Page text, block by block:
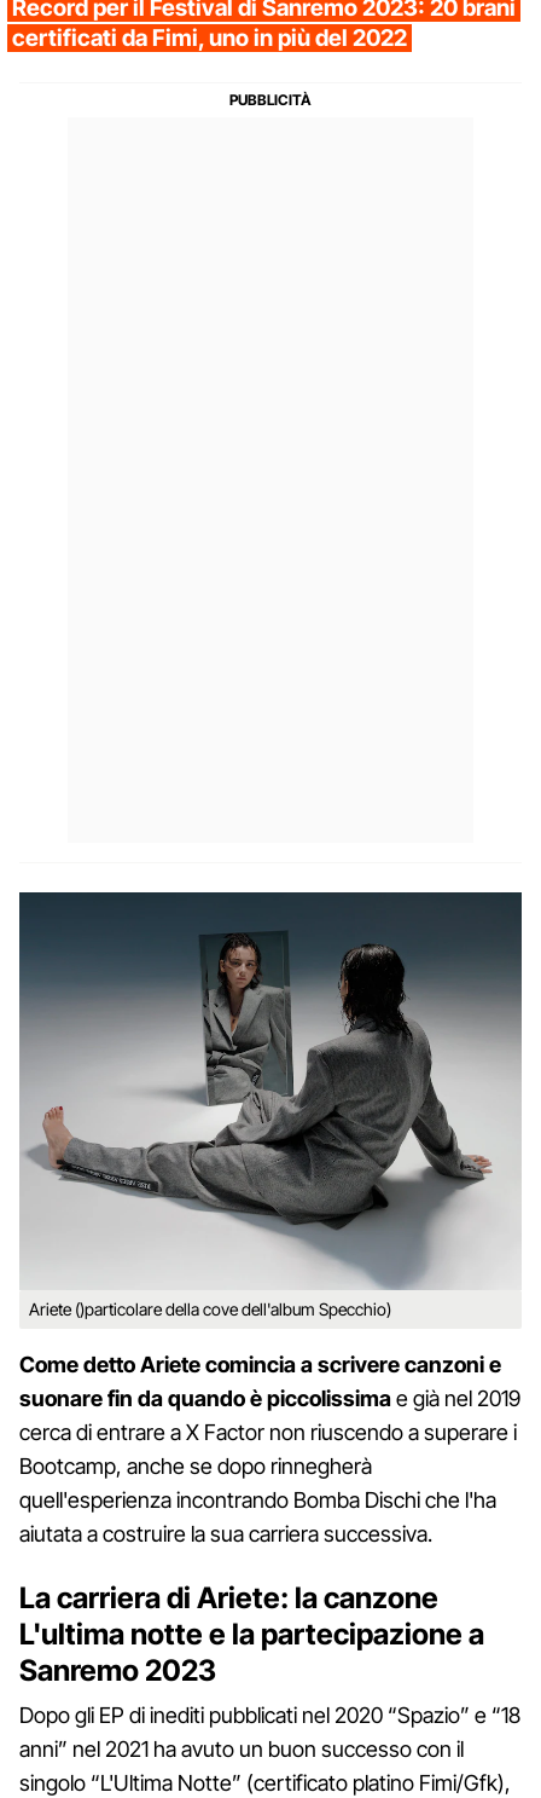
Record per il Festival di Sanremo 2023: 20 brani
certificati da Fimi, uno in più del 2022
Ariete ()particolare della cove dell'album Specchio)
Come detto Ariete comincia a scrivere canzoni e
suonare fin da quando è piccolissimae già nel 2019
cerca di entrare a X Factor non riuscendo a superare i
Bootcamp, anche se dopo rinnegherà
quell'esperienza incontrando Bomba Dischi che l'ha
aiutata a costruire la sua carriera successiva.
La carriera di Ariete: la canzone
L'ultima notte e la partecipazione a
Sanremo 2023
Dopo gli EP di inediti pubblicati nel 2020 “Spazio” e “18
anni” nel 2021 ha avuto un buon successo con il
singolo “L'Ultima Notte” (certificato platino Fimi/Gfk),